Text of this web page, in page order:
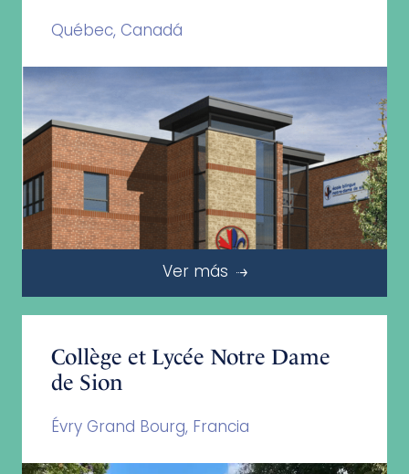
Québec, Canadá
Ver más
Collège et Lycée Notre Dame
de Sion
Évry Grand Bourg, Francia